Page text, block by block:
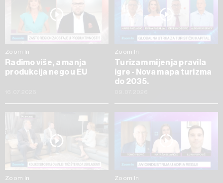
Zoom In
Radimo više, a manja
produkcija nego u EU
Zoom In
Turizam mijenja pravila
igre - Nova mapa turizma
do 2035.
Zoom In Zoom In